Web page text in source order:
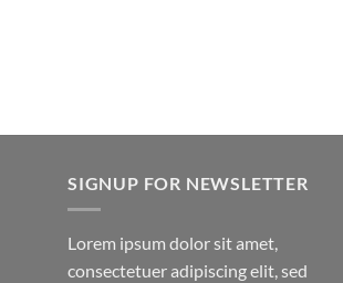
SIGNUP FOR NEWSLETTER
Lorem ipsum dolor sit amet,
consectetuer adipiscing elit, sed